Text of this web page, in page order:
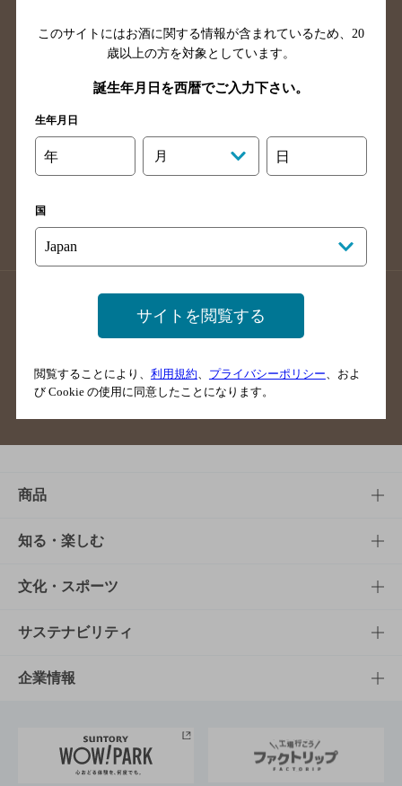
山口県のバー検索
鳥取県のバー検索
香川県のバー検索
愛媛県のバー検索
高知県のバー検索
長崎県のバー検索
佐賀県のバー検索
大分県のバー検索
熊本県のバー検索
商品
商品TOP
商品一覧
商品発売情報
栄養成分一覧
知る・楽しむ
知る・楽しむTOP
キャンペーン
工場見学
地域情報
文化・スポーツ
文化・スポーツTOP
サントリーホール
サントリーサンバーズ大阪
サステナビリティ
サステナビリティTOP
サントリーが考えるサステナビリティ経営
企業情報
企業概要
このサイトにはお酒に関する情報が含まれているため、 20
歳以上の方を対象としています。
誕生年月日を西暦でご入力下さい。
生年月日
年 月 日
国
サイトを閲覧する
閲覧することにより、 利用規約、 プライバシーポリシー、およ
び Cookie の使用に同意したことになります。